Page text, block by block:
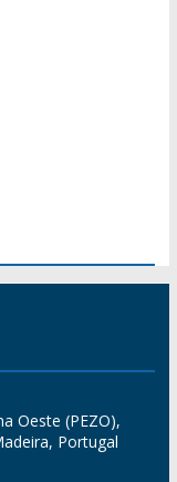
Oeste (PEZO),
Portugal